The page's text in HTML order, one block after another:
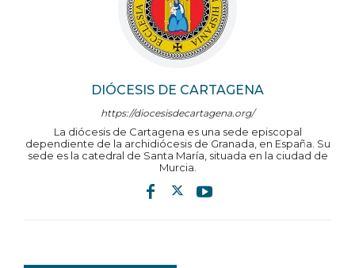
DIÓCESIS DE CARTAGENA
https://diocesisdecartagena.org/
La diócesis de Cartagena es una sede episcopal
dependiente de la archidiócesis de Granada, en España. Su
sede es la catedral de Santa María, situada en la ciudad de
Murcia.